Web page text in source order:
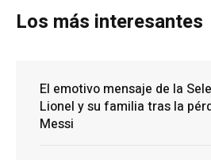
Los más interesantes
El emotivo mensaje de la
Lionel y su familia tras la
Messi